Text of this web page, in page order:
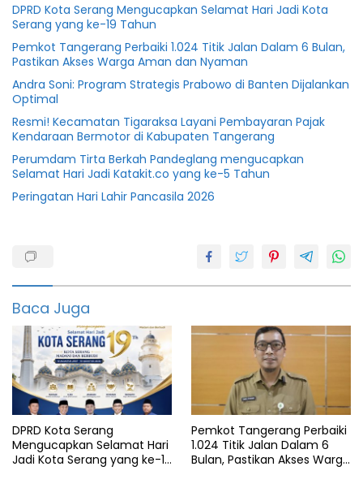
DPRD Kota Serang Mengucapkan Selamat Hari Jadi Kota
Serang yang ke-19 Tahun
Pemkot Tangerang Perbaiki 1.024 Titik Jalan Dalam 6 Bulan,
Pastikan Akses Warga Aman dan Nyaman
Andra Soni: Program Strategis Prabowo di Banten Dijalankan
Optimal
Resmi! Kecamatan Tigaraksa Layani Pembayaran Pajak
Kendaraan Bermotor di Kabupaten Tangerang
Perumdam Tirta Berkah Pandeglang mengucapkan
Selamat Hari Jadi Katakit.co yang ke-5 Tahun
Peringatan Hari Lahir Pancasila 2026
Baca Juga
DPRD Kota Serang
Mengucapkan Selamat Hari
Jadi Kota Serang yang ke-19
Pemkot Tangerang Perbaiki
1.024 Titik Jalan Dalam 6
Bulan, Pastikan Akses Warga